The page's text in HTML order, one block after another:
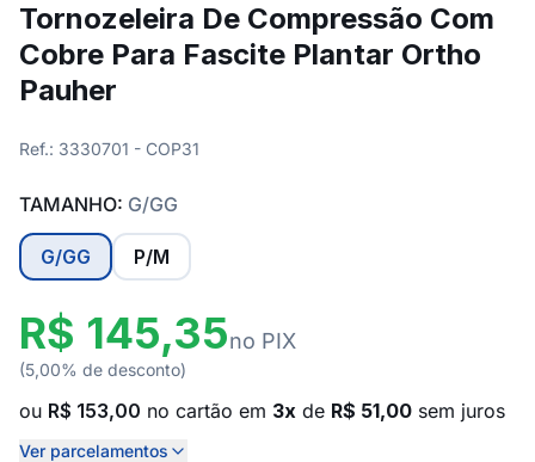
Tornozeleira De Compressão Com
Cobre Para Fascite Plantar Ortho
Pauher
Ref.: 3330701 - COP31
TAMANHO: G/GG
G/GG P/M
R$ 145,35no PIX
(5,00% de desconto)
ou R$ 153,00 no cartão em 3x de R$ 51,00 sem juros
Ver parcelamentos